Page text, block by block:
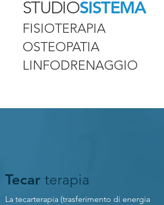
STUDIOSISTEMA
FISIOTERAPIA
OSTEOPATIA
LINFODRENAGGIO
Tecar terapia
La tecarterapia (trasferimento di energia